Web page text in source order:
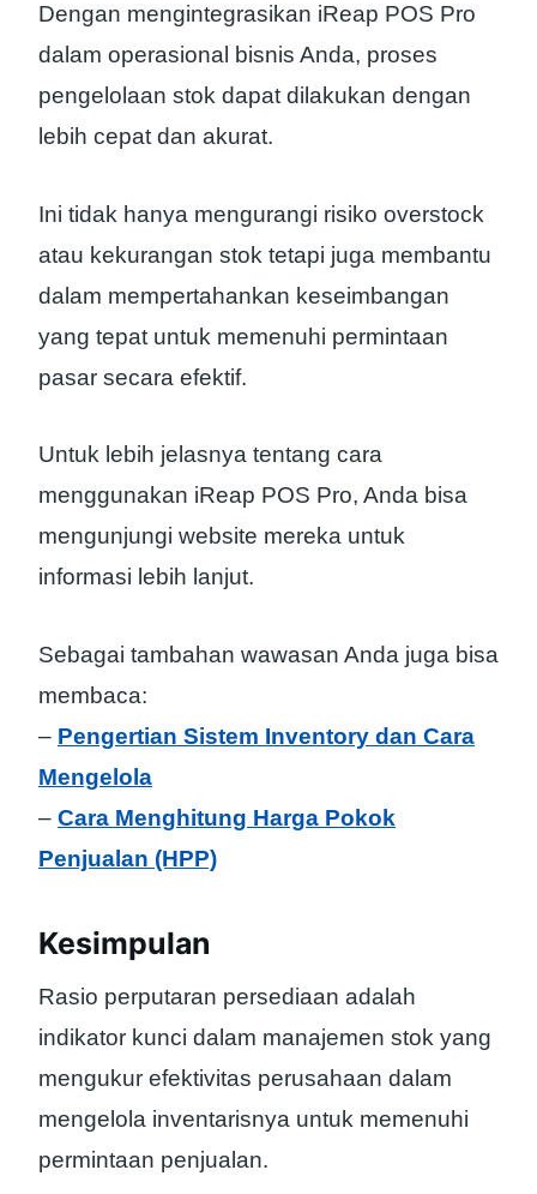
Dengan mengintegrasikan iReap POS Pro
dalam operasional bisnis Anda, proses
pengelolaan stok dapat dilakukan dengan
lebih cepat dan akurat.
Ini tidak hanya mengurangi risiko overstock
atau kekurangan stok tetapi juga membantu
dalam mempertahankan keseimbangan
yang tepat untuk memenuhi permintaan
pasar secara efektif.
Untuk lebih jelasnya tentang cara
menggunakan iReap POS Pro, Anda bisa
mengunjungi website mereka untuk
informasi lebih lanjut.
Sebagai tambahan wawasan Anda juga bisa
membaca:
– Pengertian Sistem Inventory dan Cara
Mengelola
– Cara Menghitung Harga Pokok
Penjualan (HPP)
Kesimpulan
Rasio perputaran persediaan adalah
indikator kunci dalam manajemen stok yang
mengukur efektivitas perusahaan dalam
mengelola inventarisnya untuk memenuhi
permintaan penjualan.